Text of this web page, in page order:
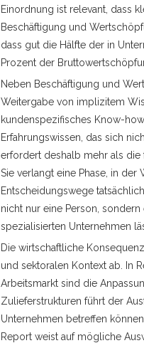
Einordnung ist relevant, dass
Beschäftigung und
dass gut die Hälfte der in
Prozent der
Neben Beschäftigung und
Weitergabe von implizitem
kundenspezifisches Know-
Erfahrungswissen, das sich
erfordert deshalb mehr als die
Sie verlangt eine Phase, in der
Entscheidungswege
nicht nur eine Person,
spezialisierten Unternehmen
Die wirtschaftliche
und sektoralen Kontext ab. In
Arbeitsmarkt sind die
Zulieferstrukturen führt der
Unternehmen betreffen
Report weist auf mögliche